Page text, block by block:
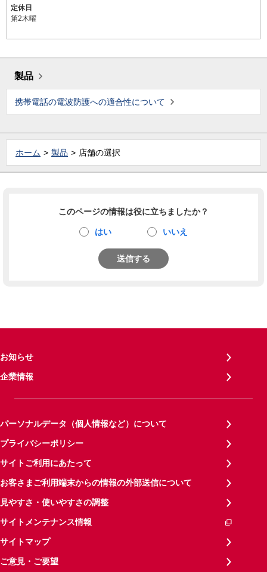
定休日
第2木曜
製品
携帯電話の電波防護への適合性について
ホーム 製品 店舗の選択
このページの情報は役に立ちましたか？
はい いいえ
送信する
お知らせ
企業情報
パーソナルデータ（個人情報など）について
プライバシーポリシー
サイトご利用にあたって
お客さまご利用端末からの情報の外部送信について
見やすさ・使いやすさの調整
サイトメンテナンス情報
サイトマップ
ご意見・ご要望